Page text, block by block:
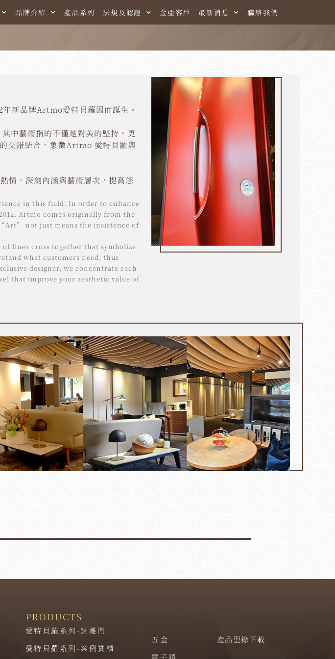
品牌介紹 產品系列 法規及認證 金亞客戶 最新消息 聯絡我們
新品牌Artmo愛特貝羅因而誕生。
中藝術指的不僅是對美的堅持，更
交錯結合，象徵Artmo 愛特貝羅與
情，深刻內涵與藝術層次，提高您
in this field. In order to enhance
Artmo comes originally from the
not just means the insistence of
lines cross together that symbolize
what customers need, thus
designer, we concentrate each
that improve your aesthetic value of
PRODUCTS
愛特貝羅系列-銅雕門
愛特貝羅系列-案例實績
五金
產品型錄下載